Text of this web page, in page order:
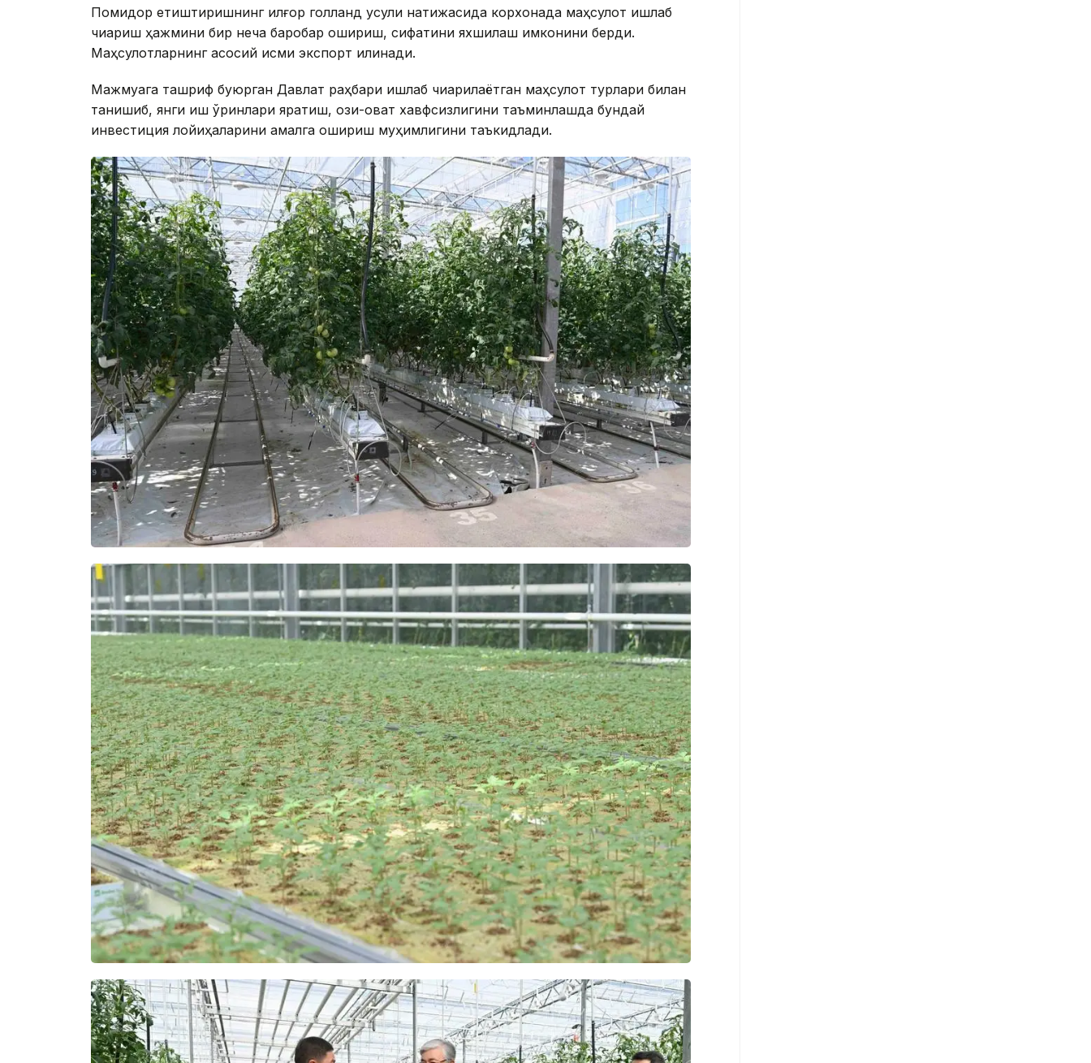
Помидор етиштиришнинг илғор голланд усули натижасида корхонада маҳсулот ишлаб
чиқариш ҳажмини бир неча баробар ошириш, сифатини яхшилаш имконини берди.
Маҳсулотларнинг асосий қисми экспорт қилинади.
Мажмуага ташриф буюрган Давлат раҳбари ишлаб чиқарилаётган маҳсулот турлари билан
танишиб, янги иш ўринлари яратиш, озиқ-овқат хавфсизлигини таъминлашда бундай
инвестиция лойиҳаларини амалга ошириш муҳимлигини таъкидлади.